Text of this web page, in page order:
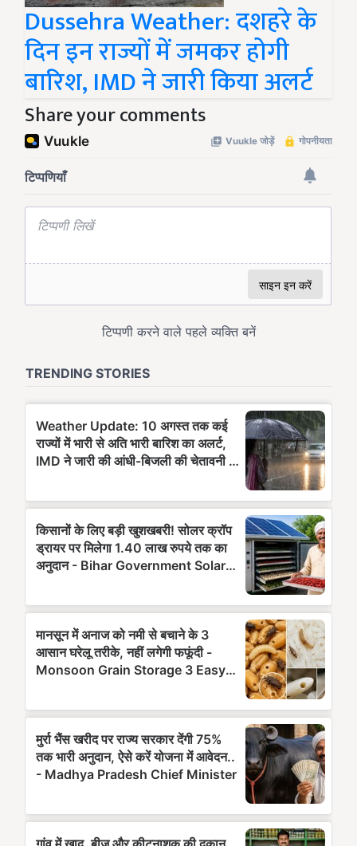
Dussehra Weather: दशहरे के
दिन इन राज्यों में जमकर होगी
बारिश, IMD ने जारी किया अलर्ट
Share your comments